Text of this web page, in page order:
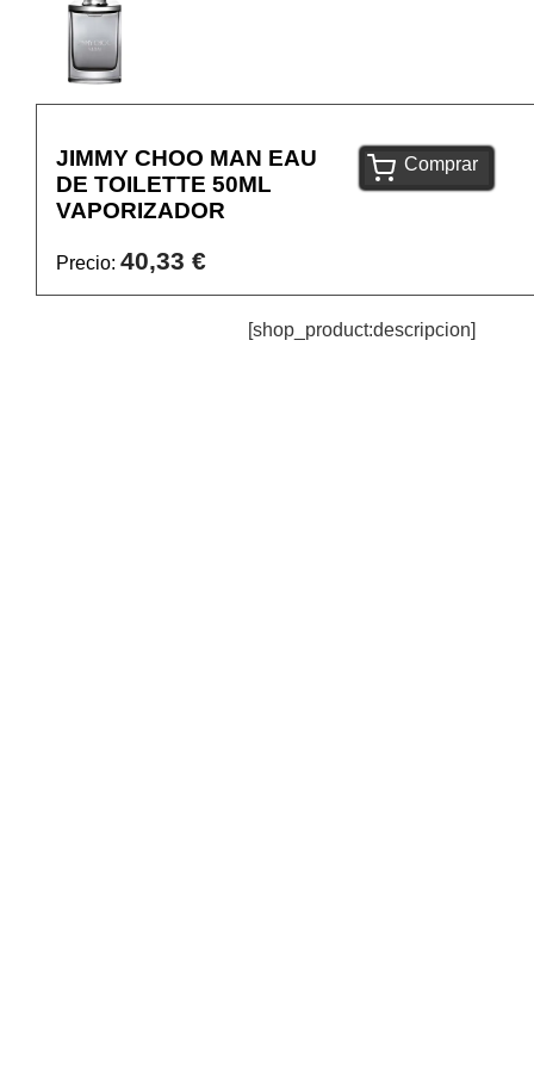
JIMMY CHOO MAN EAU
DE TOILETTE 50ML
VAPORIZADOR
Precio: 40,33 €
Comprar
[shop_product:descripcion]